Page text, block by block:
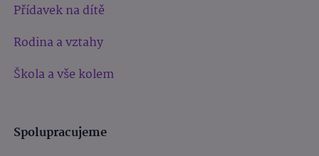
Přídavek na dítě
Rodina a vztahy
Škola a vše kolem
Spolupracujeme